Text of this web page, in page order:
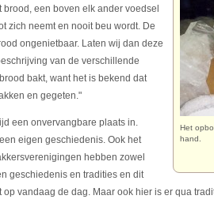
Het
hand.
een boven elk ander voedsel
zich neemt en nooit beu wordt. De
ongenietbaar. Laten wij dan deze
van de verschillende
bakt, want het is bekend dat
en gegeten."
een onvervangbare plaats in.
eigen geschiedenis. Ook het
hebben zowel
geschiedenis en tradities en dit
vandaag de dag. Maar ook hier is er qua